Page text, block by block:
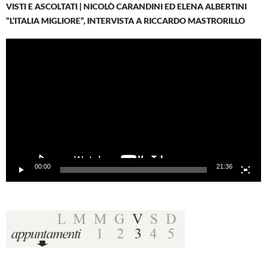
VISTI E ASCOLTATI | NICOLÒ CARANDINI ED ELENA ALBERTINI
“L’ITALIA MIGLIORE”, INTERVISTA A RICCARDO MASTRORILLO
00:00 21:36